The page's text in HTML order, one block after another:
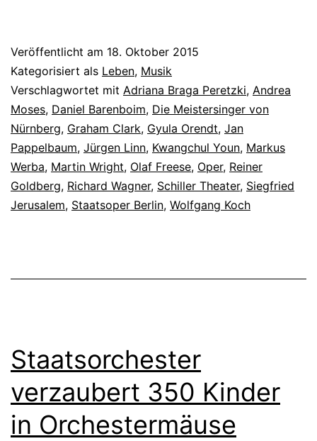
Veröffentlicht am 18. Oktober 2015
Kategorisiert als Leben, Musik
Verschlagwortet mit Adriana Braga Peretzki, Andrea
Moses, Daniel Barenboim, Die Meistersinger von
Nürnberg, Graham Clark, Gyula Orendt, Jan
Pappelbaum, Jürgen Linn, Kwangchul Youn, Markus
Werba, Martin Wright, Olaf Freese, Oper, Reiner
Goldberg, Richard Wagner, Schiller Theater, Siegfried
Jerusalem, Staatsoper Berlin, Wolfgang Koch
Staatsorchester
verzaubert 350 Kinder
in Orchestermäuse